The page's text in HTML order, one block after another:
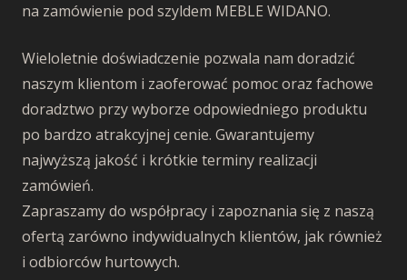
na zamówienie pod szyldem MEBLE WIDANO.
Wieloletnie doświadczenie pozwala nam doradzić
naszym klientom i zaoferować pomoc oraz fachowe
doradztwo przy wyborze odpowiedniego produktu
po bardzo atrakcyjnej cenie. Gwarantujemy
najwyższą jakość i krótkie terminy realizacji
zamówień.
Zapraszamy do współpracy i zapoznania się z naszą
ofertą zarówno indywidualnych klientów, jak również
i odbiorców hurtowych.